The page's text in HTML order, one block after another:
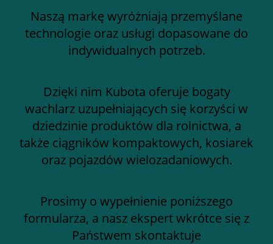
Naszą markę wyróżniają przemyślane
technologie oraz usługi dopasowane do
indywidualnych potrzeb.
Dzięki nim Kubota oferuje bogaty
wachlarz uzupełniających się korzyści w
dziedzinie produktów dla rolnictwa, a
także ciągników kompaktowych, kosiarek
oraz pojazdów wielozadaniowych.
Prosimy o wypełnienie poniższego
formularza, a nasz ekspert wkrótce się z
Państwem skontaktuje